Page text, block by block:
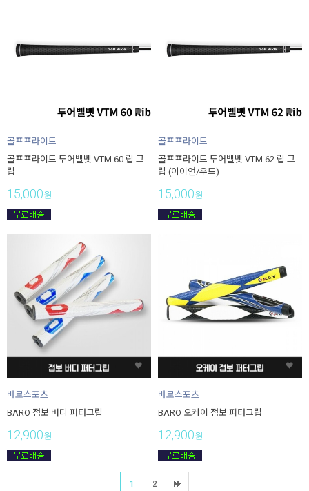
골프프라이드
골프프라이드 투어벨벳 VTM 60 립 그
립
15,000원
골프프라이드
골프프라이드 투어벨벳 VTM 62 립 그
립 (아이언/우드)
15,000원
바로스포츠
BARO 점보 버디 퍼터그립
12,900원
바로스포츠
BARO 오케이 점보 퍼터그립
12,900원
1 2